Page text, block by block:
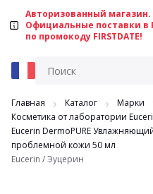
Авторизованный
Официальные поставки в
по промокоду FIRSTDATE!
Главная Каталог
Марки
Косметика от лаборатории
Eucerin DermoPURE
проблемной кожи 50 мл
Eucerin / Эуцерин